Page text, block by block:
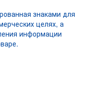
знаками для
целях, а
информации